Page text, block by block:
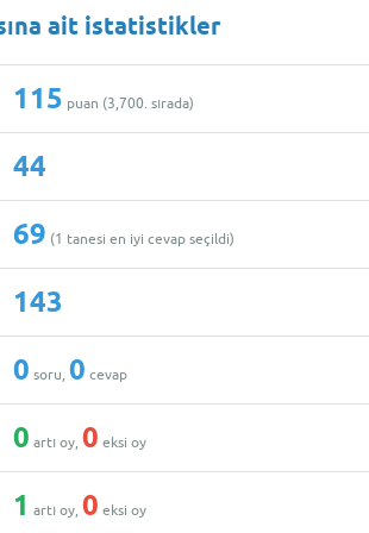
ait istatistikler
115 puan (3,700 . sırada)
44
69 (1 tanesi en iyi cevap seçildi)
143
0 soru,0 cevap
0 artı oy,0 eksi oy
1 artı oy,0 eksi oy